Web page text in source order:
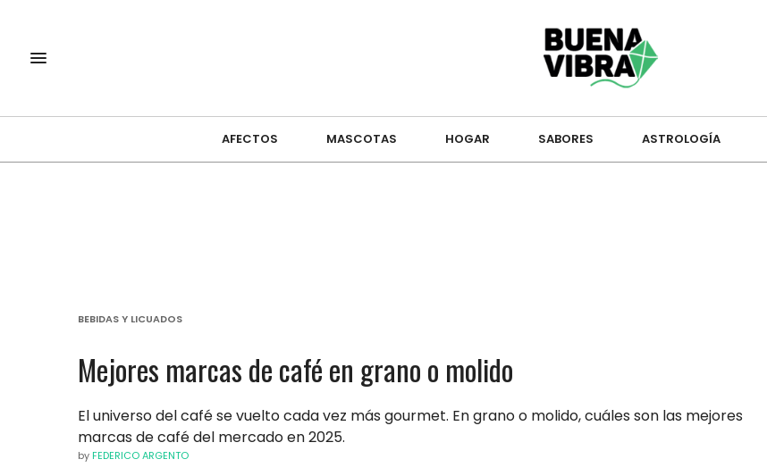
AFECTOS MASCOTAS HOGAR SABORES ASTROLOGÍA
BEBIDAS Y LICUADOS
Mejores marcas de café en grano o molido
El universo del café se vuelto cada vez más gourmet. En grano o molido, cuáles son las mejores
marcas de café del mercado en 2025.
by FEDERICO ARGENTO